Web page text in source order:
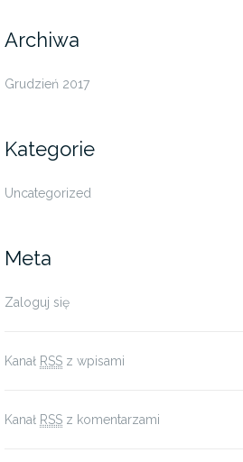
Archiwa
Grudzień 2017
Kategorie
Uncategorized
Meta
Zaloguj się
Kanał RSS z wpisami
Kanał RSS z komentarzami